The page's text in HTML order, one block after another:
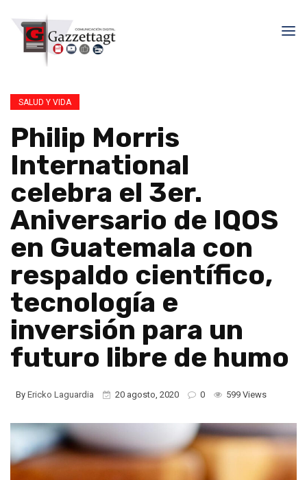
SALUD Y VIDA
Philip Morris
International
celebra el 3er.
Aniversario de IQOS
en Guatemala con
respaldo científico,
tecnología e
inversión para un
futuro libre de humo
By Ericko Laguardia 20 agosto, 2020 0 599 Views